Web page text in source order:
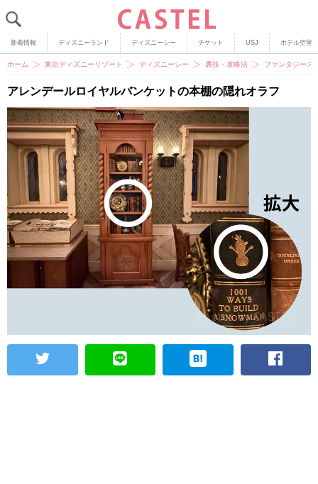
新着情報 ディズニーランド ディズニーシー チケット USJ ホテル空室
ホーム 東京ディズニーリゾート ディズニーシー 裏技・攻略法 ファンタジース
アレンデールロイヤルバンケットの本棚の隠れオラフ